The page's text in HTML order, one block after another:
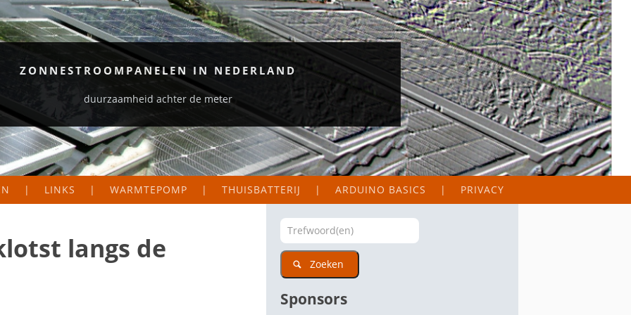
ZONNESTROOMPANELEN IN NEDERLAND
duurzaamheid achter de meter
EN LOGGERS
VAN MIJN PANELEN
LINKS
ORGANISATIES
WARMTEPOMP THUISBATTERIJ ARDUINO BASICS PRIVACY
langs de
Zoeken
Sponsors